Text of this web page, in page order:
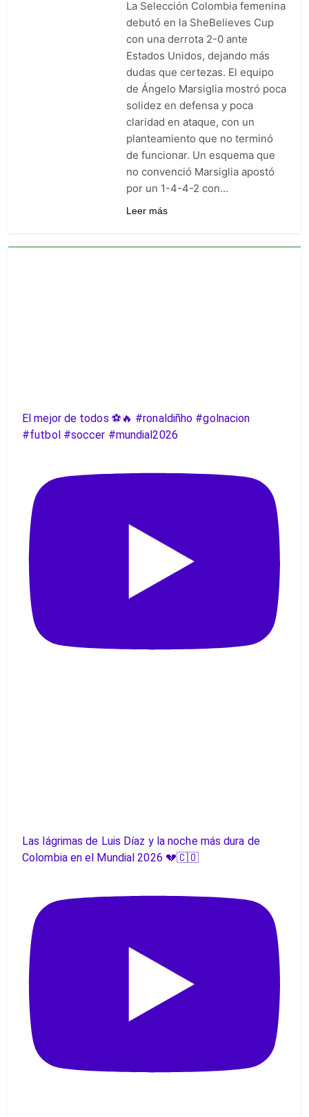
goleó 7-0 a Boyacá Chicó y es
líder de la Liga BetPlay
4 Días Ago
Vuelve la Premier League:
arranca el 21 de agosto con el
Arsenal campeón abriendo
ante el Coventry
4 Días Ago
Escándalo en Montería: el
debut de Nacional se suspendió
por disturbios cuando ganaba
3-0 a Jaguares
4 Días Ago
La Selección Colombia femenina
debutó en la SheBelieves Cup
con una derrota 2-0 ante
Estados Unidos, dejando más
dudas que certezas. El equipo
de Ángelo Marsiglia mostró poca
solidez en defensa y poca
claridad en ataque, con un
planteamiento que no terminó
de funcionar. Un esquema que
no convenció Marsiglia apostó
por un 1-4-4-2 con…
Leer más
El mejor de todos ⚽️🔥 #ronaldiñho #golnacion
#futbol #soccer #mundial2026
Las lágrimas de Luis Díaz y la noche más dura de
Colombia en el Mundial 2026 💔🇨🇴